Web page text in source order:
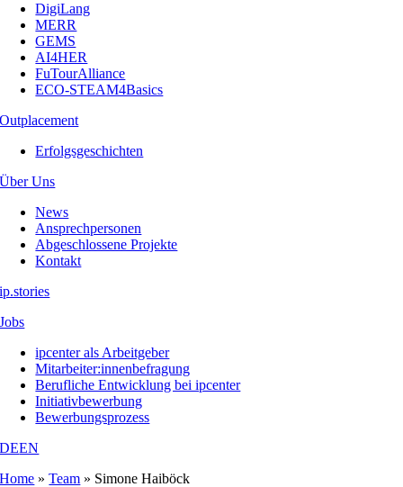
DigiLang
MERR
GEMS
AI4HER
FuTourAlliance
ECO-STEAM4Basics
Outplacement
Erfolgsgeschichten
Über Uns
News
Ansprechpersonen
Abgeschlossene Projekte
Kontakt
ip.stories
Jobs
ipcenter als Arbeitgeber
Mitarbeiter:innenbefragung
Berufliche Entwicklung bei ipcenter
Initiativbewerbung
Bewerbungsprozess
DEEN
Home »Team » Simone Haiböck